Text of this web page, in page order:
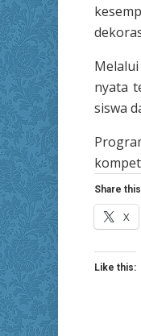
nyata
siswa
Share
X
Like this: